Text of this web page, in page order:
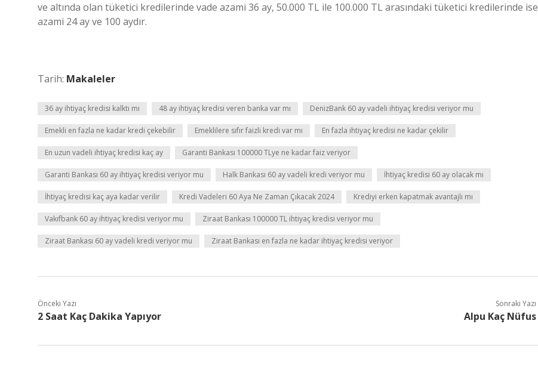
ve altında olan tüketici kredilerinde vade azami 36 ay, 50.000 TL ile 100.000 TL arasındaki tüketici kredilerinde ise
azami 24 ay ve 100 aydır.
Tarih: Makaleler
36 ay ihtiyaç kredisi kalktı mı 48 ay ihtiyaç kredisi veren banka var mı DenizBank 60 ay vadeli ihtiyaç kredisi veriyor mu
Emekli en fazla ne kadar kredi çekebilir Emeklilere sıfır faizli kredi var mı En fazla ihtiyaç kredisi ne kadar çekilir
En uzun vadeli ihtiyaç kredisi kaç ay Garanti Bankası 100000 TLye ne kadar faiz veriyor
Garanti Bankası 60 ay ihtiyaç kredisi veriyor mu Halk Bankası 60 ay vadeli kredi veriyor mu İhtiyaç kredisi 60 ay olacak mı
İhtiyaç kredisi kaç aya kadar verilir Kredi Vadeleri 60 Aya Ne Zaman Çıkacak 2024 Krediyi erken kapatmak avantajlı mı
Vakıfbank 60 ay ihtiyaç kredisi veriyor mu Ziraat Bankası 100000 TL ihtiyaç kredisi veriyor mu
Ziraat Bankası 60 ay vadeli kredi veriyor mu Ziraat Bankası en fazla ne kadar ihtiyaç kredisi veriyor
Önceki Yazı
2 Saat Kaç Dakika Yapıyor
Sonraki Yazı
Alpu Kaç Nüfus